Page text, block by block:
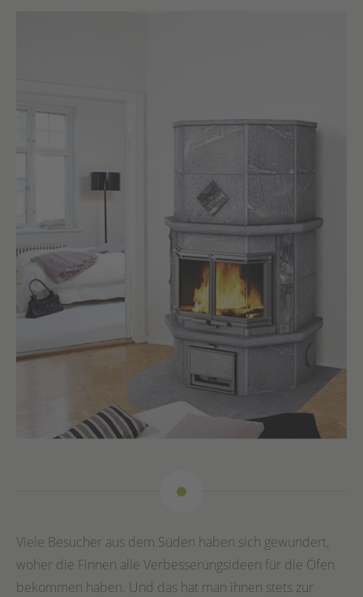
Viele Besucher aus dem Süden haben sich gewundert,
woher die Finnen alle Verbesserungsideen für die Öfen
bekommen haben. Und das hat man ihnen stets zur